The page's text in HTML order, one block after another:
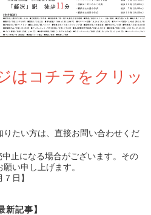
はコチラをクリッ
たい方は、直接お問い合わせくだ
止になる場合がございます。その
い申し上げます。
日】
新記事】